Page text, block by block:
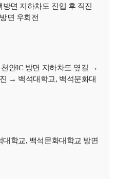
면 지하차도 진입 후 직진
면 우회전
안IC 방면 지하차도 옆길 →
→ 백석대학교, 백석문화대
학교, 백석문화대학교 방면